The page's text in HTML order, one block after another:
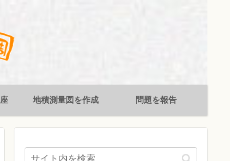
地積測量図を作成 問題を報告